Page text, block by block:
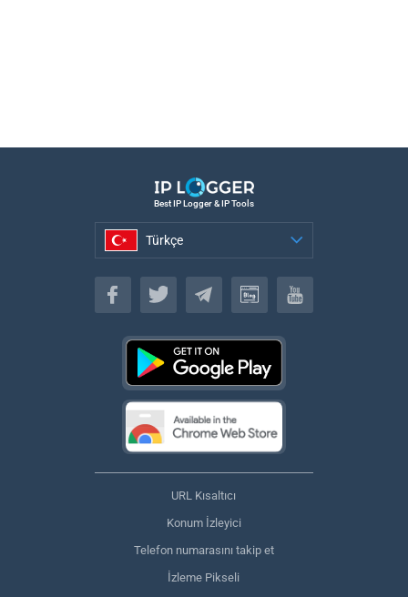
Best IP Logger & IP Tools
Türkçe
Türkçe
URL Kısaltıcı
Konum İzleyici
Telefon numarasını takip et
İzleme Pikseli